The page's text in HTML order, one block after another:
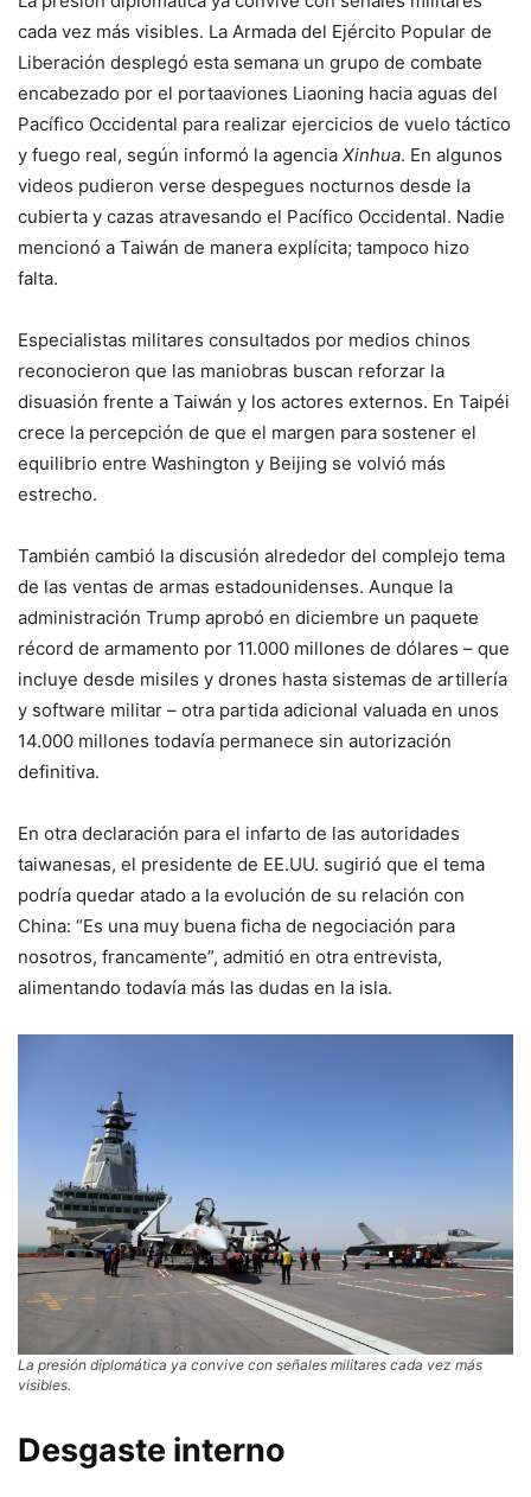
cada vez más visibles. La Armada del Ejército Popular de
Liberación desplegó esta semana un grupo de combate
encabezado por el portaaviones Liaoning hacia aguas del
Pacífico Occidental para realizar ejercicios de vuelo táctico
y fuego real, según informó la agencia Xinhua. En algunos
videos pudieron verse despegues nocturnos desde la
cubierta y cazas atravesando el Pacífico Occidental. Nadie
mencionó a Taiwán de manera explícita; tampoco hizo
falta.
Especialistas militares consultados por medios chinos
reconocieron que las maniobras buscan reforzar la
disuasión frente a Taiwán y los actores externos. En Taipéi
crece la percepción de que el margen para sostener el
equilibrio entre Washington y Beijing se volvió más
estrecho.
También cambió la discusión alrededor del complejo tema
de las ventas de armas estadounidenses. Aunque la
administración Trump aprobó en diciembre un paquete
récord de armamento por 11.000 millones de dólares – que
incluye desde misiles y drones hasta sistemas de artillería
y software militar – otra partida adicional valuada en unos
14.000 millones todavía permanece sin autorización
definitiva.
En otra declaración para el infarto de las autoridades
taiwanesas, el presidente de EE.UU. sugirió que el tema
podría quedar atado a la evolución de su relación con
China: “Es una muy buena ficha de negociación para
nosotros, francamente”, admitió en otra entrevista,
alimentando todavía más las dudas en la isla.
La presión diplomática ya convive con señales militares cada vez más
visibles.
Desgaste interno